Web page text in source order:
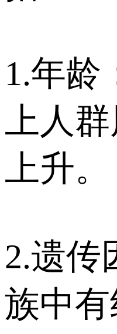
1.年龄
上人
上升。
2.遗传
族中